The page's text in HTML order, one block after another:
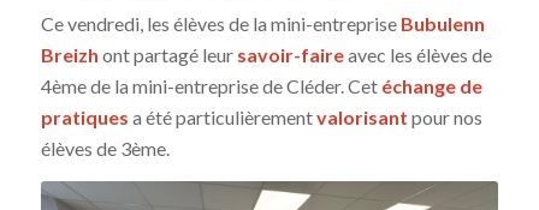
Ce vendredi, les élèves de la mini-entreprise Bubulenn
Breizh ont partagé leur savoir-faireavec les élèves de
4ème de la mini-entreprise de Cléder. Cet échange de
pratiques a été particulièrementvalorisant pour nos
élèves de 3ème.